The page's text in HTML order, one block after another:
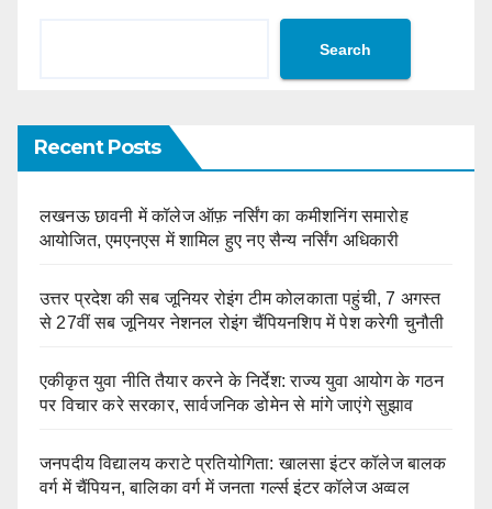
Search
Recent Posts
लखनऊ छावनी में कॉलेज ऑफ़ नर्सिंग का कमीशनिंग समारोह
आयोजित, एमएनएस में शामिल हुए नए सैन्य नर्सिंग अधिकारी
उत्तर प्रदेश की सब जूनियर रोइंग टीम कोलकाता पहुंची, 7 अगस्त
से 27वीं सब जूनियर नेशनल रोइंग चैंपियनशिप में पेश करेगी चुनौती
एकीकृत युवा नीति तैयार करने के निर्देश: राज्य युवा आयोग के गठन
पर विचार करे सरकार, सार्वजनिक डोमेन से मांगे जाएंगे सुझाव
जनपदीय विद्यालय कराटे प्रतियोगिता: खालसा इंटर कॉलेज बालक
वर्ग में चैंपियन, बालिका वर्ग में जनता गर्ल्स इंटर कॉलेज अव्वल